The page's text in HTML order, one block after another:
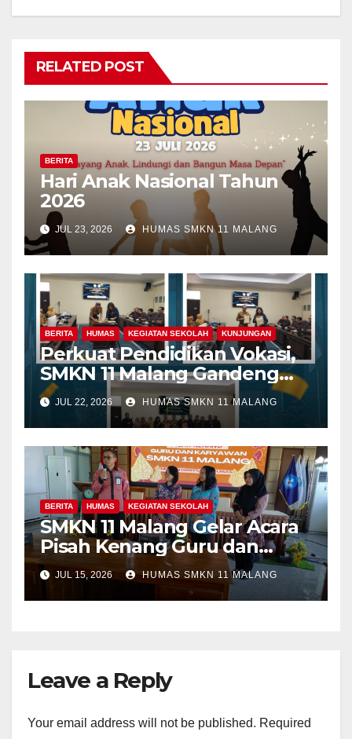
RELATED POST
BERITA
Hari Anak Nasional Tahun
2026
JUL 23, 2026 HUMAS SMKN 11 MALANG
BERITA HUMAS KEGIATAN SEKOLAH KUNJUNGAN
Perkuat Pendidikan Vokasi,
SMKN 11 Malang Gandeng
Fakultas Teknik Universitas
Merdeka Malang dalam
Program Kolaboratif
JUL 22, 2026 HUMAS SMKN 11 MALANG
BERITA HUMAS KEGIATAN SEKOLAH
SMKN 11 Malang Gelar Acara
Pisah Kenang Guru dan
Tenaga Kependidikan yang
Purna Tugas dan Mutasi
Tugas
JUL 15, 2026 HUMAS SMKN 11 MALANG
Leave a Reply
Your email address will not be published. Required